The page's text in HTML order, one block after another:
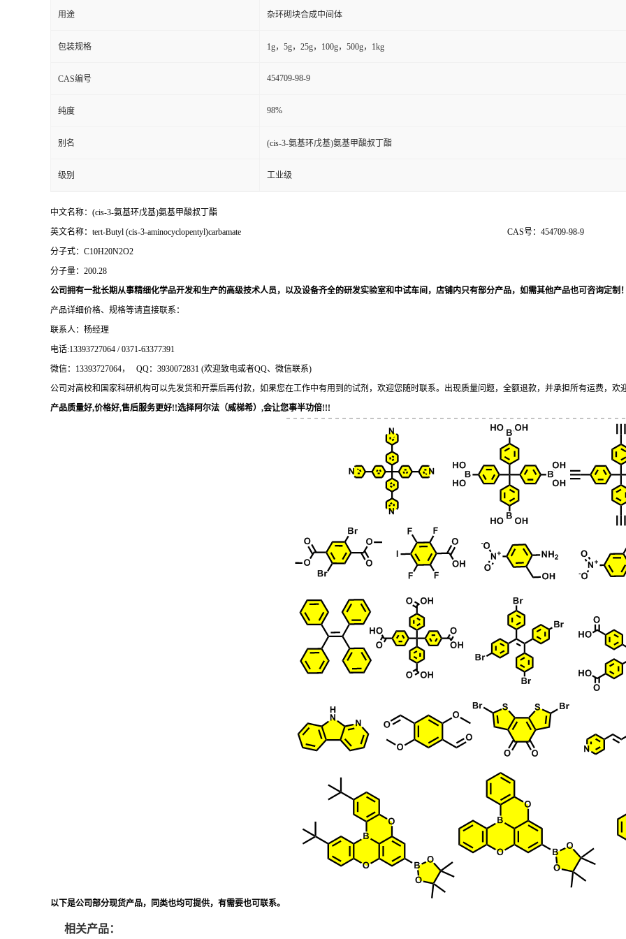
用途 杂环砌块合成中间体
包装规格 1g，5g，25g，100g，500g，1kg
CAS编号 454709-98-9
纯度 98%
别名 (cis-3-氨基环戊基)氨基甲酸叔丁酯
级别 工业级
中文名称：(cis-3-氨基环戊基)氨基甲酸叔丁酯
英文名称：tert-Butyl (cis-3-aminocyclopentyl)carbamate CAS号：454709-98-9
分子式： C10H20N2O2
分子量： 200.28
公司拥有一批长期从事精细化学品开发和生产的高级技术人员，以及设备齐全的研发实验室和中试车间，店铺内只有部分产品，如需其他产品也可咨询定制
产品详细价格、规格等请直接联系：
联系人：杨经理
电话:13393727064 / 0371-63377391
微信： 13393727064， QQ：3930072831 (欢迎致电或者QQ、微信联系)
公司对高校和国家科研机构可以先发货和开票后再付款，如果您在工作中有用到的试剂，欢迎您随时联系。出现质量问题，全额退款，并承担所有运费，
产品质量好,价格好,售后服务更好!!选择阿尔法（威梯希）,会让您事半功倍!!!
以下是公司部分现货产品，同类也均可提供，有需要也可联系。
相关产品：